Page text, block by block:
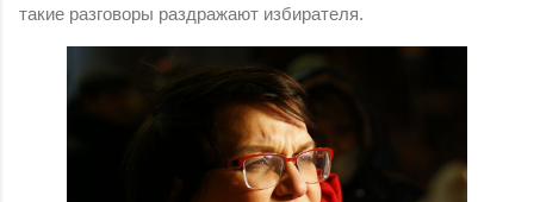
такие разговоры раздражают избирателя.